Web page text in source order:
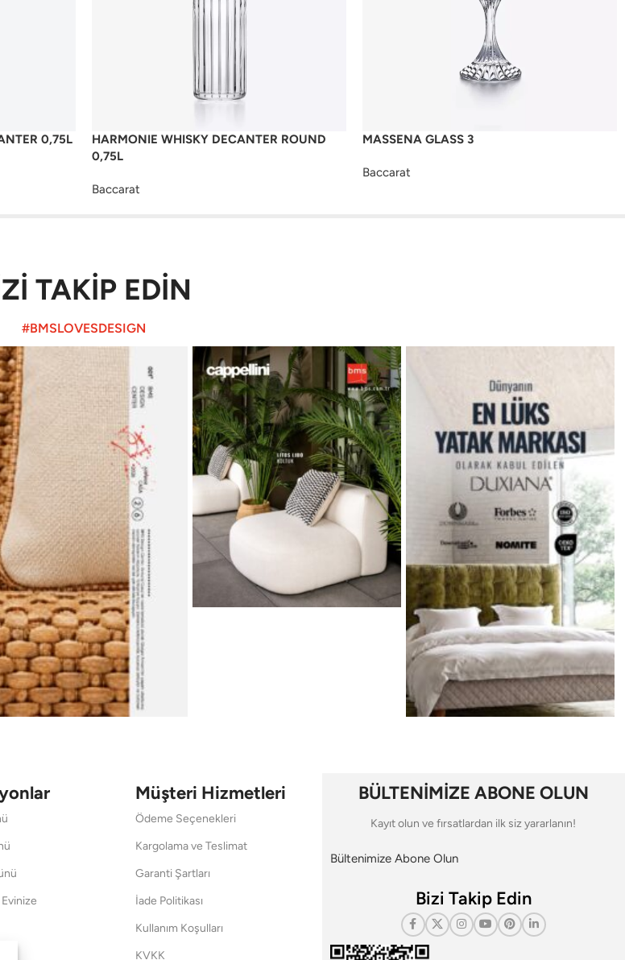
0,75L
HARMONIE WHISKY DECANTER ROUND
0,75L
Baccarat
MASSENA GLASS 3
Baccarat
TAKİP EDİN
#BMSLOVESDESIGN
Müşteri Hizmetleri
Ödeme Seçenekleri
Kargolama ve Teslimat
Garanti Şartları
İade Politikası
Kullanım Koşulları
KVKK
BÜLTENİMİZE ABONE OLUN
Kayıt olun ve fırsatlardan ilk siz yararlanın!
Bültenimize Abone Olun
Bizi Takip Edin